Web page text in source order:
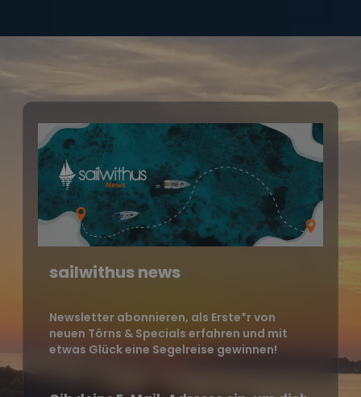
sailwithus news
Newsletter abonnieren, als Erste*r von
neuen Törns & Specials erfahren und mit
etwas Glück eine Segelreise gewinnen!